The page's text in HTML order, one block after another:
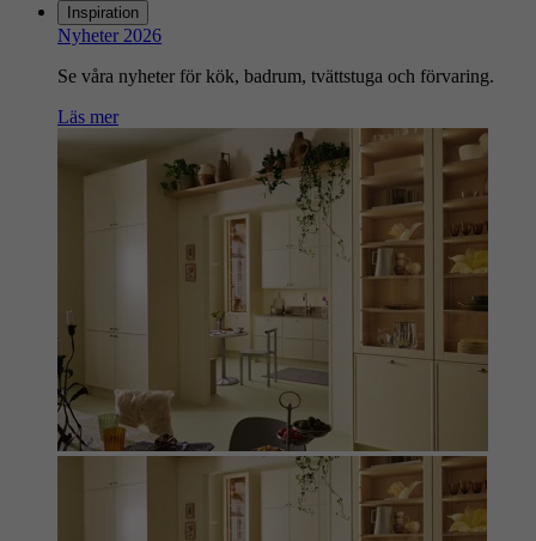
Inspiration
Nyheter 2026
Se våra nyheter för kök, badrum, tvättstuga och förvaring.
Läs mer